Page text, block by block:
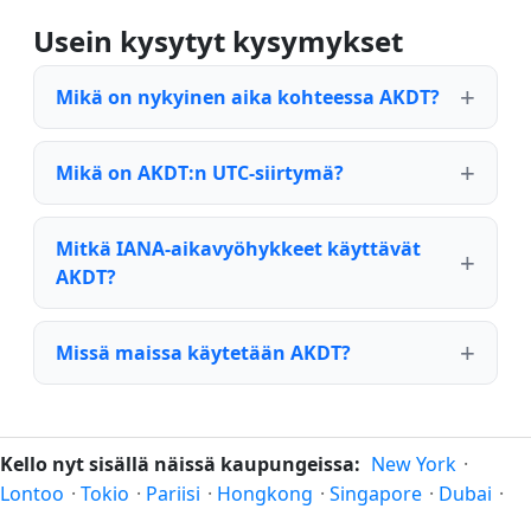
Usein kysytyt kysymykset
Mikä on nykyinen aika kohteessa AKDT?
Mikä on AKDT:n UTC-siirtymä?
Mitkä IANA-aikavyöhykkeet käyttävät
AKDT?
Missä maissa käytetään AKDT?
Kello nyt sisällä näissä kaupungeissa: New York ·
Lontoo · Tokio · Pariisi · Hongkong · Singapore · Dubai ·